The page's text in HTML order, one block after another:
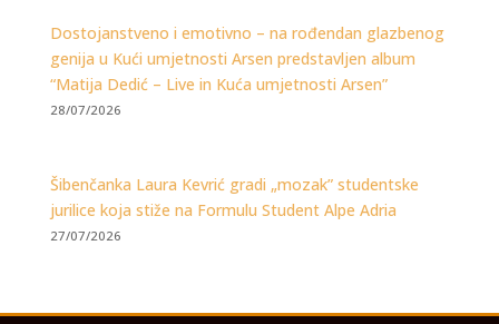
Dostojanstveno i emotivno – na rođendan glazbenog
genija u Kući umjetnosti Arsen predstavljen album
“Matija Dedić – Live in Kuća umjetnosti Arsen”
28/07/2026
Šibenčanka Laura Kevrić gradi „mozak” studentske
jurilice koja stiže na Formulu Student Alpe Adria
27/07/2026